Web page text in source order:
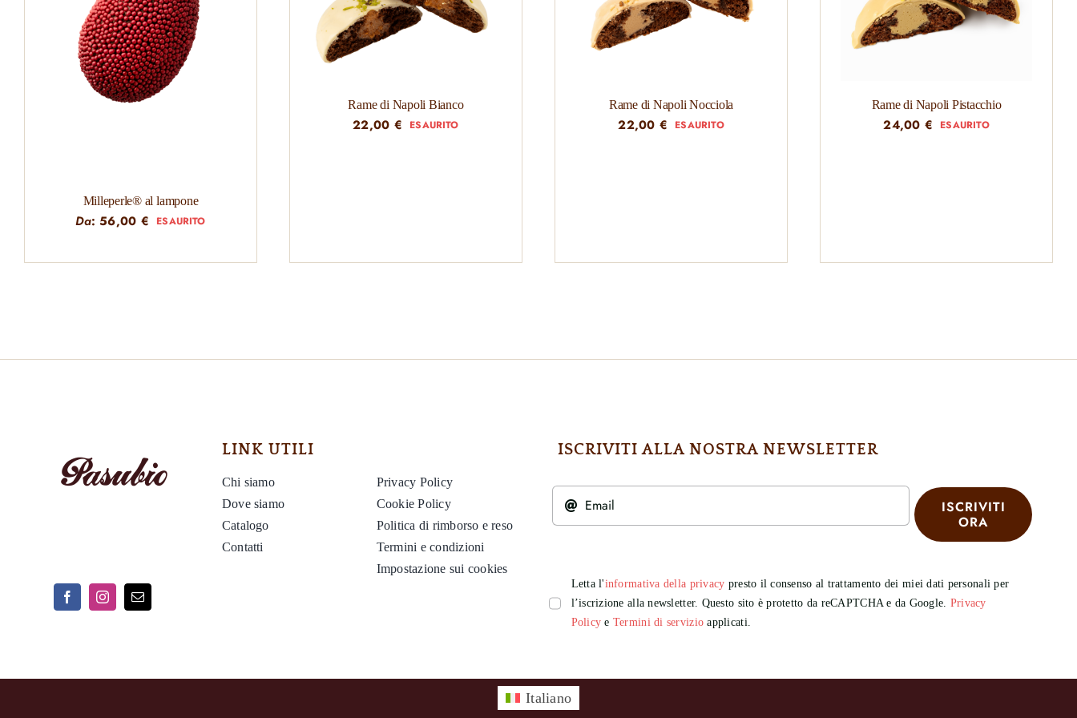
Milleperle® al lampone
Da:56,00 € ESAURITO
Rame di Napoli Bianco
22,00 € ESAURITO
Rame di Napoli Nocciola
22,00 € ESAURITO
Rame di Napoli Pistacchio
24,00 € ESAURITO
LINK UTILI
Chi siamo
Dove siamo
Catalogo
Contatti
Privacy Policy
Cookie Policy
Politica di rimborso e reso
Termini e condizioni
Impostazione sui cookies
ISCRIVITI ALLA NOSTRA NEWSLETTER
ISCRIVITI
ORA
Letta l'informativa della privacy presto il consenso al trattamento dei miei dati personali per
l’iscrizione alla newsletter. Questo sito è protetto da reCAPTCHA e da Google. Privacy
Policy e Termini di servizio applicati.
Italiano